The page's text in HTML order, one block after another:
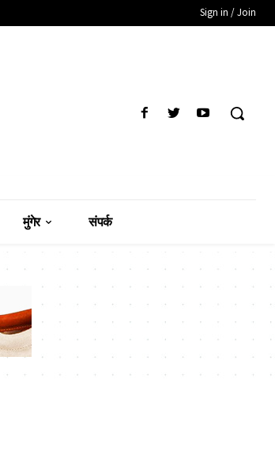
Sign in / Join
मुंगेर संपर्क